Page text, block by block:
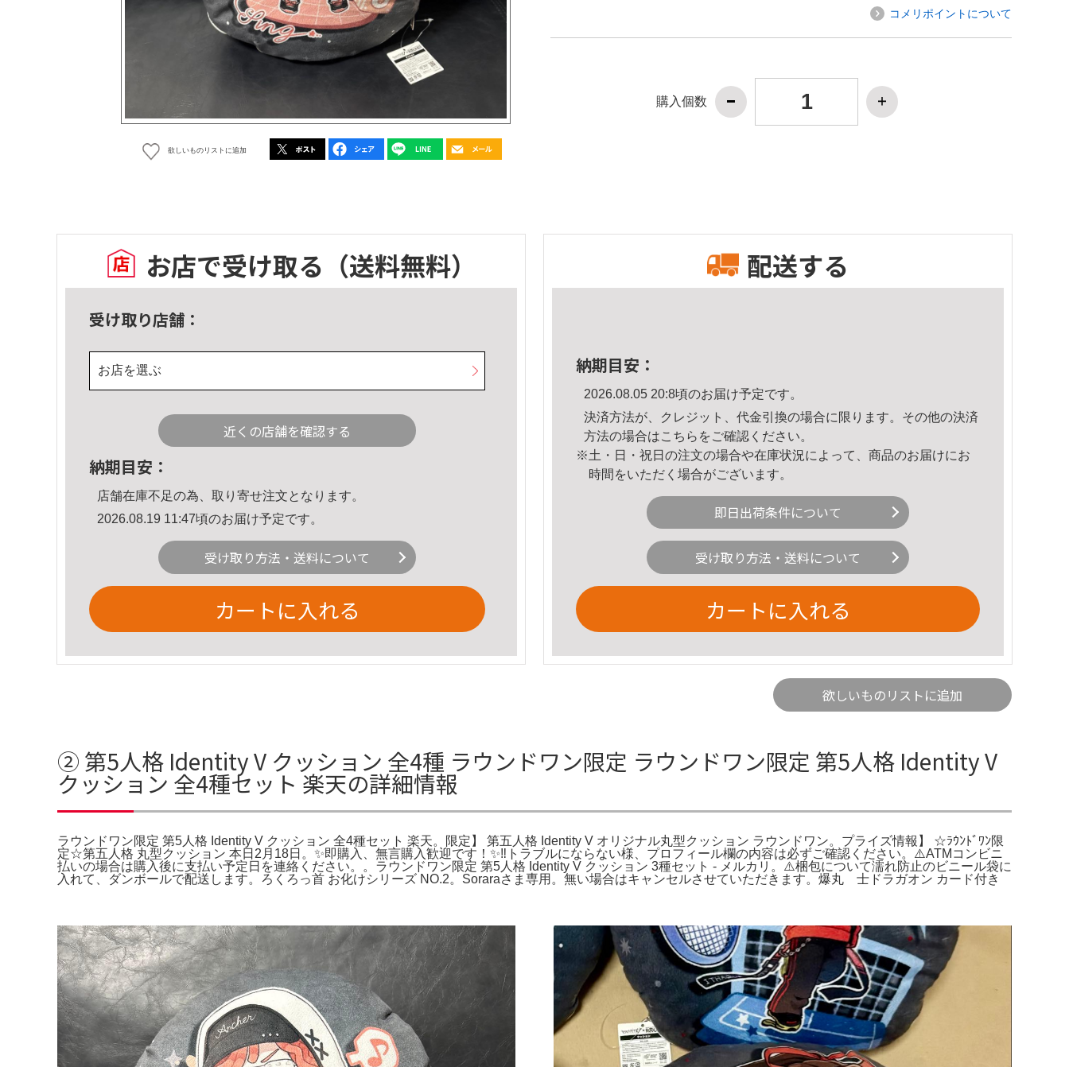
欲しいものリストに追加
コメリポイントについて
購入個数
お店で受け取る （送料無料）
受け取り店舗：
お店を選ぶ
近くの店舗を確認する
納期目安：
店舗在庫不足の為、取り寄せ注文となります。
2026.08.19 11:47頃のお届け予定です。
受け取り方法・送料について
カートに入れる
配送する
納期目安：
2026.08.05 20:8頃のお届け予定です。
決済方法が、クレジット、代金引換の場合に限ります。その他の決済
方法の場合はこちら をご確認ください。
※土・日・祝日の注文の場合や在庫状況によって、商品のお届けにお
時間をいただく場合がございます。
即日出荷条件について
受け取り方法・送料について
カートに入れる
欲しいものリストに追加
② 第5人格 Identity V クッション 全4種 ラウンドワン限定 ラウンドワン限定 第5人格 Identity V
クッション 全4種セット 楽天の詳細情報
ラウンドワン限定 第5人格 Identity V クッション 全4種セット 楽天。限定】 第五人格 Identity V オリジナル丸型クッション ラウンドワン。プライズ情報】 ☆ﾗｳﾝﾄﾞﾜﾝ限
定☆第五人格 丸型クッション 本日2月18日。✨即購入、無言購入歓迎です！✨‼️トラブルにならない様、プロフィール欄の内容は必ずご確認ください。⚠️ATMコンビニ
払いの場合は購入後に支払い予定日を連絡ください。。ラウンドワン限定 第5人格 Identity V クッション 3種セット - メルカリ。⚠️梱包について濡れ防止のビニール袋に
入れて、ダンボールで配送します。ろくろっ首 お化けシリーズ NO.2。Soraraさま専用。無い場合はキャンセルさせていただきます。爆丸 士ドラガオン カード付き